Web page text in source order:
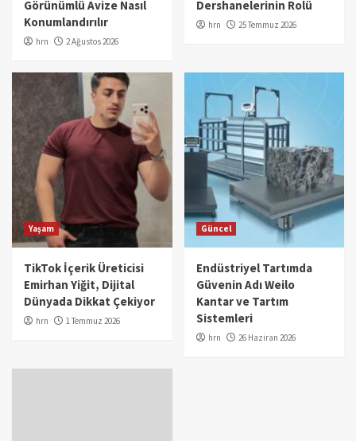
Görünümlü Avize Nasıl
Konumlandırılır
hrn 2 Ağustos 2026
Dershanelerinin Rolü
hrn 25 Temmuz 2026
Yaşam
TikTok İçerik Üreticisi
Emirhan Yiğit, Dijital
Dünyada Dikkat Çekiyor
hrn 1 Temmuz 2026
Güncel
Endüstriyel Tartımda
Güvenin Adı Weilo
Kantar ve Tartım
Sistemleri
hrn 26 Haziran 2026